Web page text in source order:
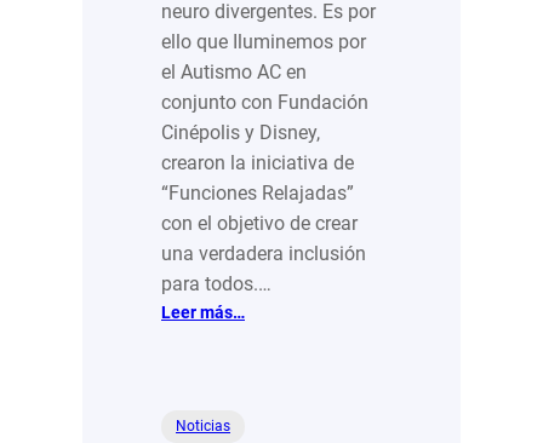
neuro divergentes. Es por
ello que Iluminemos por
el Autismo AC en
conjunto con Fundación
Cinépolis y Disney,
crearon la iniciativa de
“Funciones Relajadas”
con el objetivo de crear
una verdadera inclusión
para todos.…
Leer más…
Noticias